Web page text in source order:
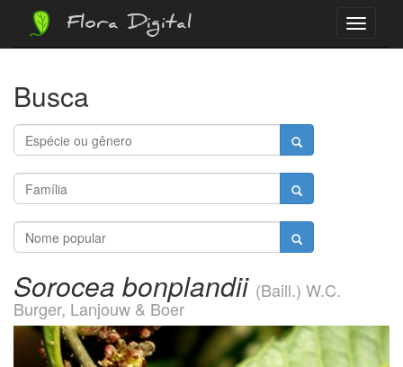
Menu
Flora Digital
Busca
Sorocea bonplandii (Baill.) W.C.
Burger, Lanjouw & Boer